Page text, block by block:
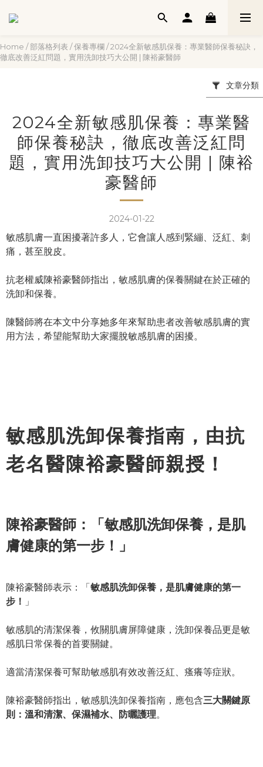
Home /部落格列表 /保養專欄/2024全新敏感肌保養：專業醫師保養秘訣，
徹底改善泛紅問題，實用洗卸技巧大公開 | 陳裕豪醫師
文章分類
2024全新敏感肌保養：專業醫
師保養秘訣，徹底改善泛紅問
題，實用洗卸技巧大公開 | 陳裕
豪醫師
2024-01-22
敏感肌膚一直困擾著許多人，它會讓人感到緊繃、泛紅、刺
痛，甚至脫皮。
抗老權威陳裕豪醫師指出，敏感肌膚的保養關鍵在於正確的
洗卸和保養。
陳醫師將在本文中分享她多年來幫助患者改善敏感肌膚的實
用方法，希望能幫助大家擺脫敏感肌膚的困擾。
敏感肌洗卸保養指南，由抗
老名醫陳裕豪醫師親授！
陳裕豪醫師：「敏感肌洗卸保養，是肌
膚健康的第一步！」
陳裕豪醫師表示：「敏感肌洗卸保養，是肌膚健康的第一
步！
」
敏感肌的清潔保養，攸關肌膚屏障健康，洗卸保養品更是敏
感肌日常保養的首要關鍵。
適當清潔保養可幫助敏感肌有效改善泛紅、瘙癢等症狀。
陳裕豪醫師指出，敏感肌洗卸保養指南，應包含三大關鍵原
則：溫和清潔、保濕補水、防曬護理。